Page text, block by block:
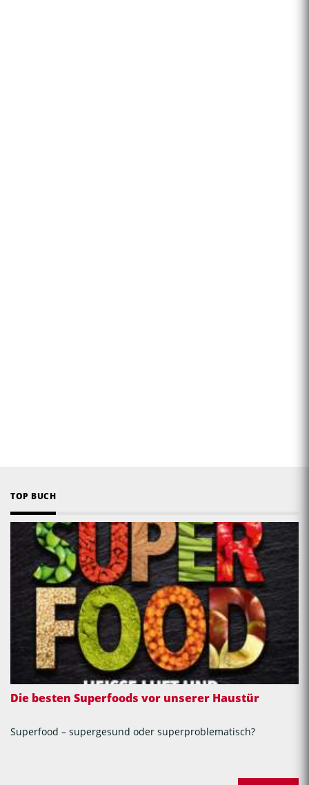
TOP BUCH
Die besten Superfoods vor unserer Haustür
Superfood – supergesund oder superproblematisch?